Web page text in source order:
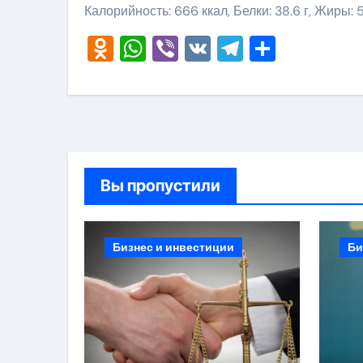
Калорийность: 666 ккал, Белки: 38.6 г, Жиры:
Odnoklassniki
WhatsApp
Viber
VKTelegram
Вы пропустили
Бизнес и инвестиции